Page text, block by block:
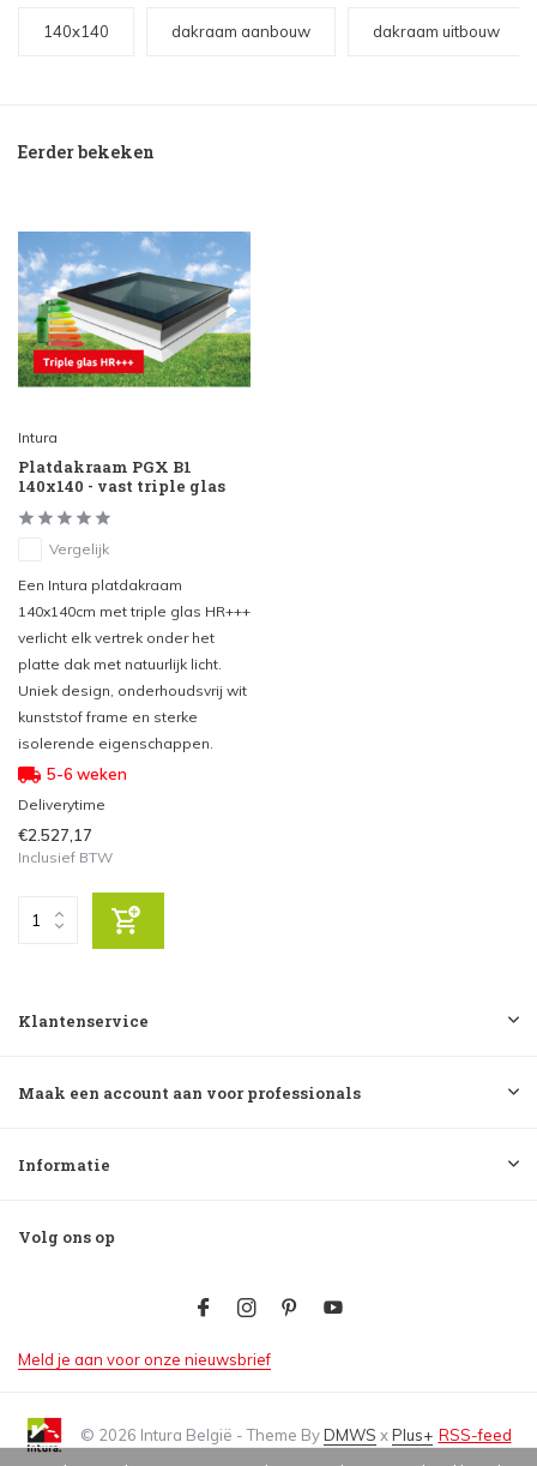
140x140 dakraam aanbouw dakraam uitbouw
Eerder bekeken
Intura
Platdakraam PGX B1
140x140 - vast triple glas
Vergelijk
Een Intura platdakraam
140x140cm met triple glas HR+++
verlicht elk vertrek onder het
platte dak met natuurlijk licht.
Uniek design, onderhoudsvrij wit
kunststof frame en sterke
isolerende eigenschappen.
5-6 weken
Deliverytime
€2.527,17
Inclusief BTW
Klantenservice
Maak een account aan voor professionals
Informatie
Volg ons op
Meld je aan voor onze nieuwsbrief
© 2026 Intura België - Theme ByDMWS xPlus+ RSS-feed